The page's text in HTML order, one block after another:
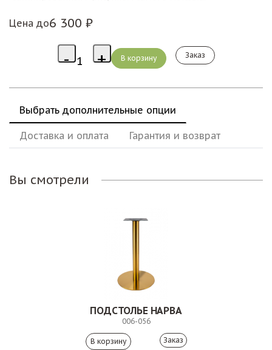
Цена до6 300 ₽
Заказ
Выбрать дополнительные опции
Доставка и оплата Гарантия и возврат
Вы смотрели
ПОДСТОЛЬЕ НАРВА
006-056
Заказ